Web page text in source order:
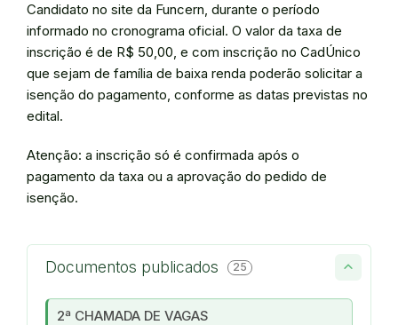
Candidato no site da Funcern, durante o período
informado no cronograma oficial. O valor da taxa de
inscrição é de R$ 50,00, e com inscrição no CadÚnico
que sejam de família de baixa renda poderão solicitar a
isenção do pagamento, conforme as datas previstas no
edital.
Atenção: a inscrição só é confirmada após o
pagamento da taxa ou a aprovação do pedido de
isenção.
Documentos publicados 25
2ª CHAMADA DE VAGAS